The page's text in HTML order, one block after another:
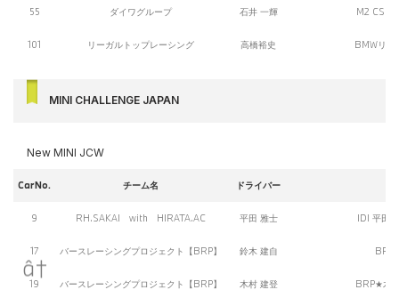
55 ダイワグループ 石井 一輝 M2 CS
101 リーガルトップレーシング 高橋裕史 BMWリー
MINI CHALLENGE JAPAN
New MINI JCW
CarNo. チーム名 ドライバー
9 RH.SAKAI with HIRATA.AC 平田 雅士 IDI 平田
17 バースレーシングプロジェクト【BRP】 鈴木 建自
19 バースレーシングプロジェクト【BRP】 木村 建登 BRP★木